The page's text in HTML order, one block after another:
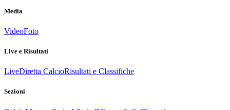
Media
VideoFoto
Live e Risultati
LiveDiretta CalcioRisultati e Classifiche
Sezioni